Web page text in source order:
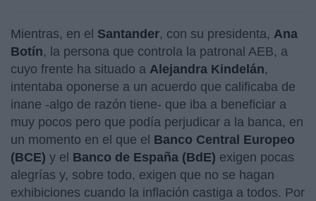
Mientras, en el Santander, con su presidenta, Ana
Botín, la persona que controla la patronal AEB, a
cuyo frente ha situado a Alejandra Kindelán,
intentaba oponerse a un acuerdo que calificaba de
inane -algo de razón tiene- que iba a beneficiar a
muy pocos pero que podía perjudicar a la banca, en
un momento en el que el Banco Central Europeo
(BCE) y el Banco de España (BdE) exigen pocas
alegrías y, sobre todo, exigen que no se hagan
exhibiciones cuando la inflación castiga a todos. Por